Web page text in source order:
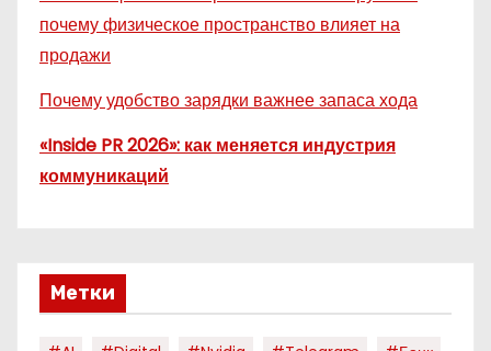
почему физическое пространство влияет на
продажи
Почему удобство зарядки важнее запаса хода
«Inside PR 2026»: как меняется индустрия
коммуникаций
Метки